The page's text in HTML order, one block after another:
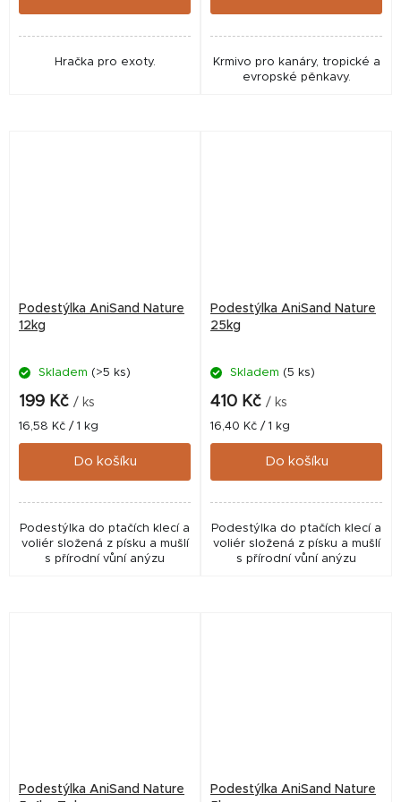
Hračka pro exoty.
Krmivo pro kanáry, tropické a
evropské pěnkavy.
Podestýlka AniSand Nature
12kg
Skladem (>5 ks)
199 Kč / ks
Měrná
cena:
16,58 Kč / 1 kg
Do košíku
Podestýlka do ptačích klecí a
voliér složená z písku a mušlí
s přírodní vůní anýzu
Podestýlka AniSand Nature
25kg
Skladem (5 ks)
410 Kč / ks
Měrná
cena:
16,40 Kč / 1 kg
Do košíku
Podestýlka do ptačích klecí a
voliér složená z písku a mušlí
s přírodní vůní anýzu
Podestýlka AniSand Nature
Podestýlka AniSand Nature